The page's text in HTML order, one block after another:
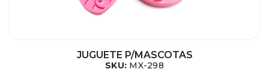
JUGUETE P/MASCOTAS
SKU: MX-298